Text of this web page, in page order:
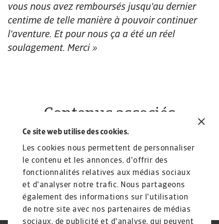
Ce site web utilise des cookies.
Les cookies nous permettent de personnaliser
le contenu et les annonces, d'offrir des
fonctionnalités relatives aux médias sociaux
et d'analyser notre trafic. Nous partageons
également des informations sur l'utilisation
de notre site avec nos partenaires de médias
sociaux, de publicité et d'analyse, qui peuvent
vous nous avez remboursés jusqu'au dernier
centime de telle manière à pouvoir continuer
l'aventure. Et pour nous ça a été un réel
soulagement. Merci »
Contenus associés
Témoignage
E.ON - Secteur de l'énergie
En héritant de l'assurance-crédit d'Atradius après
Fabienne Allainguillaume